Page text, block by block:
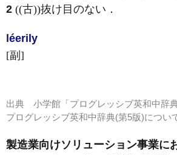
2 ((古))抜け目のない ．
léerily
[副]
出典 小学館「プログレッシブ英和中辞典
プログレッシブ英和中辞典(第5版)につ
製造業向けソリューション事業に